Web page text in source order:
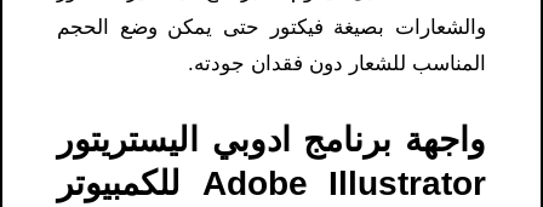
والشعارات بصيغة فيكتور حتى يمكن وضع الحجم
المناسب للشعار دون فقدان جودته.
واجهة برنامج ادوبي اليستريتور
Adobe Illustrator للكمبيوتر